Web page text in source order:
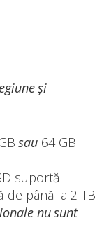
și
sau 64 GB
suportă
de până la 2 TB
nu sunt